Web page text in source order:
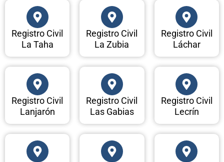
Registro Civil
La Taha
Registro Civil
La Zubia
Registro Civil
Láchar
Registro Civil
Lanjarón
Registro Civil
Las Gabias
Registro Civil
Lecrín